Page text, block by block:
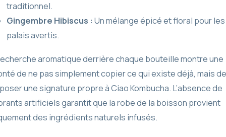
traditionnel.
Gingembre Hibiscus : Un mélange épicé et floral pour les
palais avertis.
aromatique derrière chaque bouteille montre une
de ne pas simplement copier ce qui existe déjà, mais de
une signature propre à Ciao Kombucha. L’absence de
artificiels garantit que la robe de la boisson provient
des ingrédients naturels infusés.